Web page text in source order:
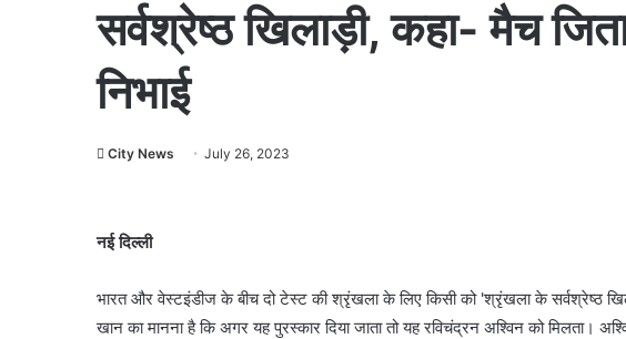
सर्वश्रेष्ठ खिलाड़ी, कहा- मैच
निभाई
City News July 26, 2023
नई दिल्ली
भारत और वेस्टइंडीज के बीच दो टेस्ट की श्रृंखला के लिए किसी को 'श्रृंखला के सर्वश्रेष्ठ
खान का मानना है कि अगर यह पुरस्कार दिया जाता तो यह रविचंद्रन अश्विन को